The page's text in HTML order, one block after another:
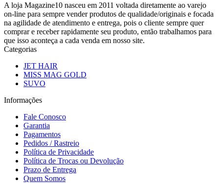
A loja Magazine10 nasceu em 2011 voltada diretamente ao varejo
on-line para sempre vender produtos de qualidade/originais e focada
na agilidade de atendimento e entrega, pois o cliente sempre quer
comprar e receber rapidamente seu produto, então trabalhamos para
que isso aconteça a cada venda em nosso site.
Categorias
JET HAIR
MISS MAG GOLD
SUVO
Informações
Fale Conosco
Garantia
Pagamentos
Pedidos / Rastreio
Política de Privacidade
Política de Trocas ou Devolução
Prazo de Entrega
Quem Somos